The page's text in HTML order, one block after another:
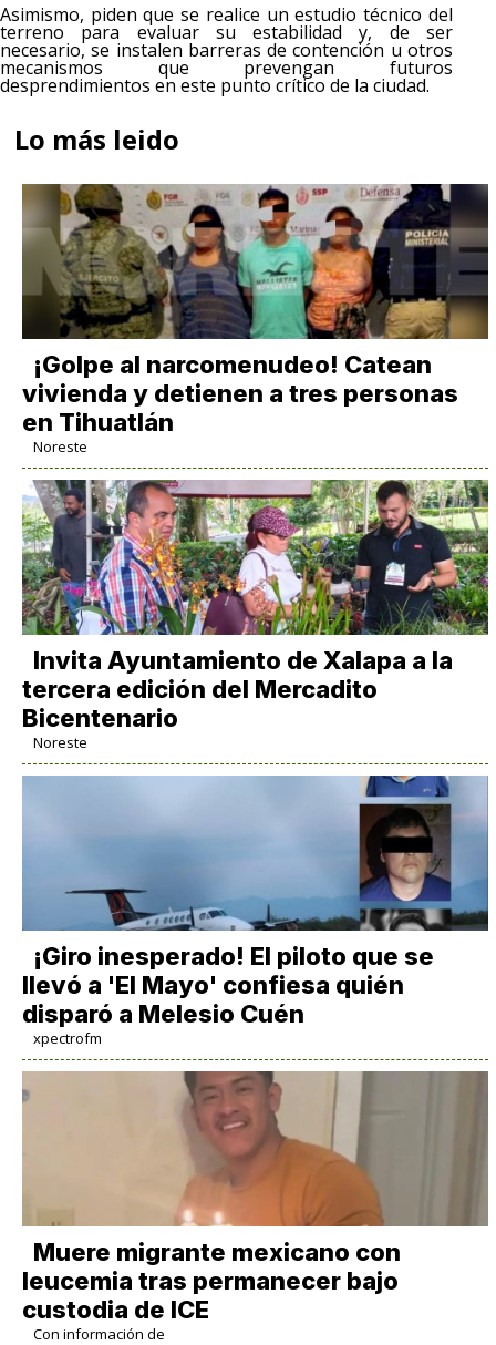
Asimismo, piden que se realice un estudio técnico del
terreno para evaluar su estabilidad y, de ser
necesario, se instalen barreras de contención u otros
mecanismos que prevengan futuros
desprendimientos en este punto crítico de la ciudad.
Lo más leido
¡Golpe al narcomenudeo! Catean
vivienda y detienen a tres personas
en Tihuatlán
Noreste
Invita Ayuntamiento de Xalapa a la
tercera edición del Mercadito
Bicentenario
Noreste
¡Giro inesperado! El piloto que se
llevó a 'El Mayo' confiesa quién
disparó a Melesio Cuén
xpectrofm
Muere migrante mexicano con
leucemia tras permanecer bajo
custodia de ICE
Con información de